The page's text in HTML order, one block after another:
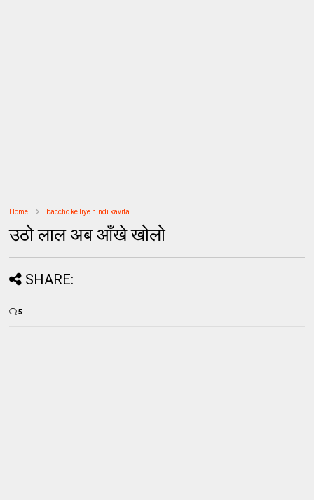
Home baccho ke liye hindi kavita
उठो लाल अब आँखे खोलो
SHARE:
5